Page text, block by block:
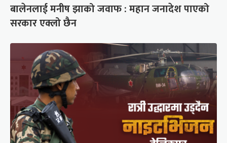
बालेनलाई मनीष झाको जवाफ : महान जनादेश पाएको
सरकार एक्लो छैन